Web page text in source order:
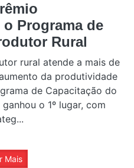
Programa de
Rural
rural atende a mais de
da produtividade
de Capacitação do
o 1º lugar, com
Mais